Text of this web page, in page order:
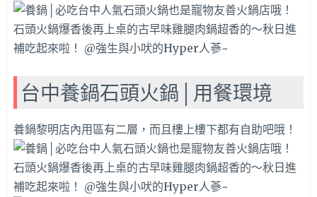
台中養鍋石頭火鍋│用餐環境
養鍋黎明店內用區有二層，而且樓上樓下都有自助吧哦！